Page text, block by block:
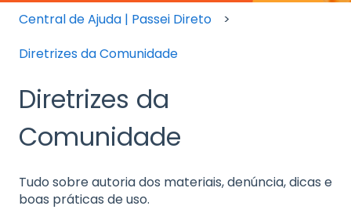
Central de Ajuda | Passei Direto
Diretrizes da Comunidade
Diretrizes da
Comunidade
Tudo sobre autoria dos materiais, denúncia, dicas e
boas práticas de uso.